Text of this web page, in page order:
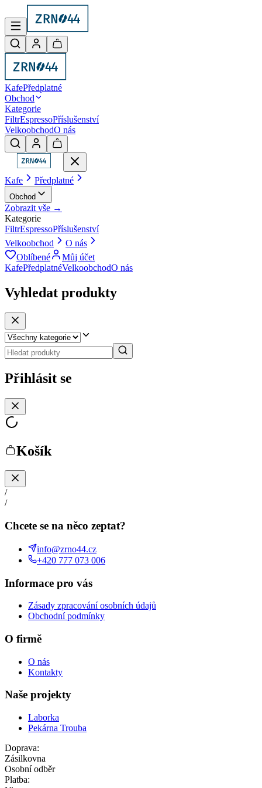
KafePředplatné
Obchod
Kategorie
FiltrEspressoPříslušenství
VelkoobchodO nás
Kafe Předplatné
Obchod
Zobrazit vše →
Kategorie
FiltrEspressoPříslušenství
Velkoobchod
O nás
Oblíbené
Můj účet
KafePředplatnéVelkoobchodO nás
Vyhledat produkty
Přihlásit se
Košík
/
/
Chcete se na něco zeptat?
info@zrno44.cz
+420 777 073 006
Informace pro vás
Zásady zpracování osobních údajů
Obchodní podmínky
O firmě
O nás
Kontakty
Naše projekty
Laborka
Pekárna Trouba
Doprava:
Zásilkovna
Osobní odběr
Platba: